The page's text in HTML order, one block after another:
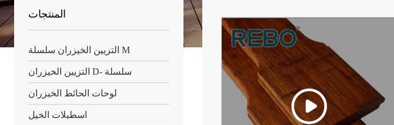
المنتجات
التزيين الخيزران سلسلة M
التزيين الخيزران D- سلسلة
لوحات الحائط الخيزران
اسطبلات الخيل